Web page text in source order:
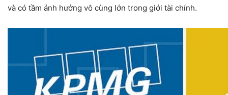
và có tầm ảnh hưởng vô cùng lớn trong giới tài chính.